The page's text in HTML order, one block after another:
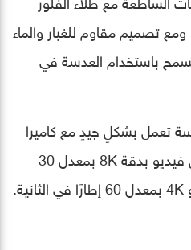
تصميم مقاوم للغبار والماء
باستخدام العدسة في
تعمل بشكلٍ جيدٍ مع كاميرا
EOS R5، خاصَة عند تسجيل فيديو بدقة 8K بمعدل 30